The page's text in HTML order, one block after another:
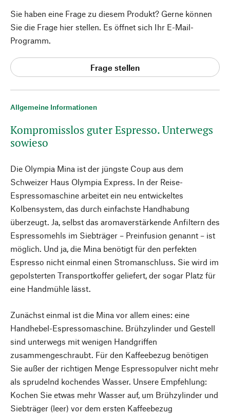
Allgemeine Informationen
Kompromisslos guter Espresso. Unterwegs
sowieso
Die Olympia Mina ist der jüngste Coup aus dem
Schweizer Haus Olympia Express. In der Reise-
Espressomaschine arbeitet ein neu entwickeltes
Kolbensystem, das durch einfachste Handhabung
überzeugt. Ja, selbst das aromaverstärkende Anfiltern des
Espressomehls im Siebträger – Preinfusion genannt – ist
möglich. Und ja, die Mina benötigt für den perfekten
Espresso nicht einmal einen Stromanschluss. Sie wird im
gepolsterten Transportkoffer geliefert, der sogar Platz für
eine Handmühle lässt.
Zunächst einmal ist die Mina vor allem eines: eine
Handhebel-Espressomaschine. Brühzylinder und Gestell
sind unterwegs mit wenigen Handgriffen
zusammengeschraubt. Für den Kaffeebezug benötigen
Sie außer der richtigen Menge Espressopulver nicht mehr
als sprudelnd kochendes Wasser. Unsere Empfehlung:
Kochen Sie etwas mehr Wasser auf, um Brühzylinder und
Siebträger (leer) vor dem ersten Kaffeebezug
Sie haben eine Frage zu diesem Produkt? Gerne können
Sie die Frage hier stellen. Es öffnet sich Ihr E-Mail-
Programm.
Frage stellen